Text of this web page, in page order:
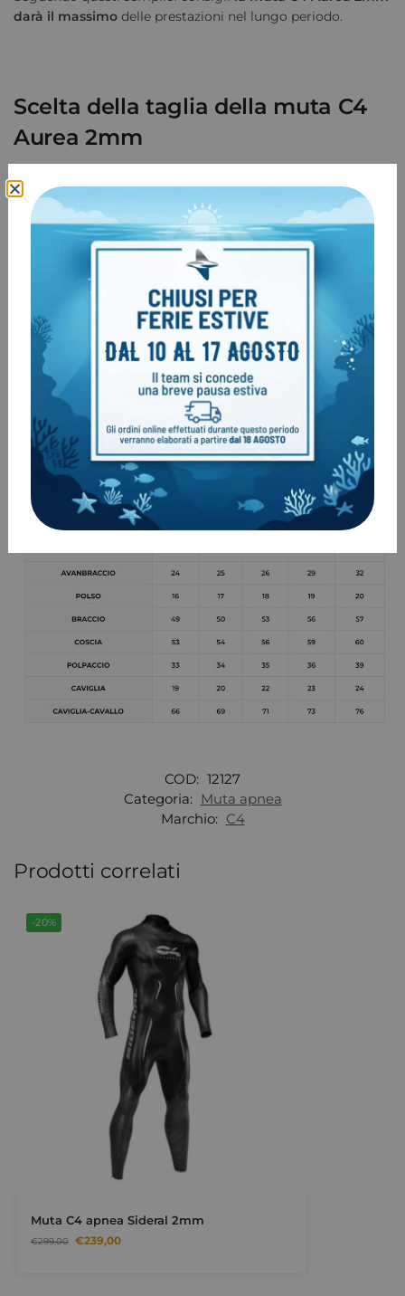
darà il massimo delle prestazioni nel lungo periodo.
Scelta della taglia della muta C4
Aurea 2mm
molto elastico, di conseguenza consigliamo di provare la
muta prima dell’acquisto. Considerata l’estrema elasticità
consigliamo una taglia in meno rispetto alle taglie
standard utilizzate dalle altre marche di mute da apnea o
Se hai qualche dubbio non esitare a contattarci
COD: 12127
Categoria: Muta apnea
Marchio: C4
Prodotti correlati
-20%
Muta C4 apnea Sideral 2mm
€299,00 €239,00